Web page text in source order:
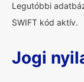
Legutóbbi
SWIFT kód aktív.
Jogi